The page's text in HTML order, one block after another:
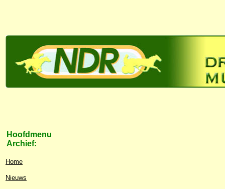
Hoofdmenu
Archief:
Home
Nieuws